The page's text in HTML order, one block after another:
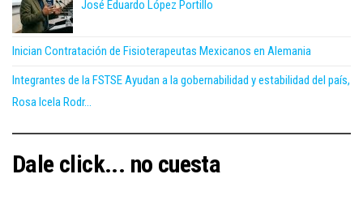
José Eduardo López Portillo
Inician Contratación de Fisioterapeutas Mexicanos en Alemania
Integrantes de la FSTSE Ayudan a la gobernabilidad y estabilidad del país,
Rosa Icela Rodr...
Dale click... no cuesta